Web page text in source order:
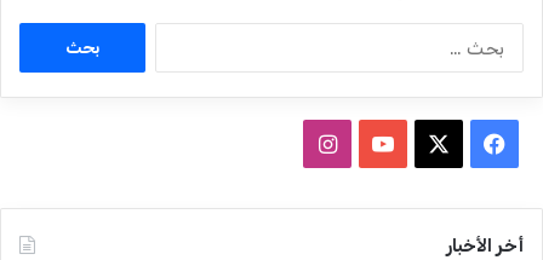
:
س
أخر الأخبار